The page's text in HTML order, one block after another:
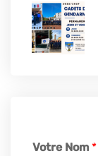
Votre Nom *